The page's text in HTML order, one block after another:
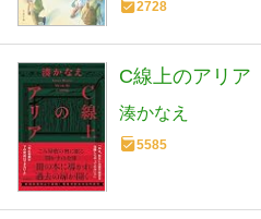
2728
C線上のアリア
湊かなえ
5585